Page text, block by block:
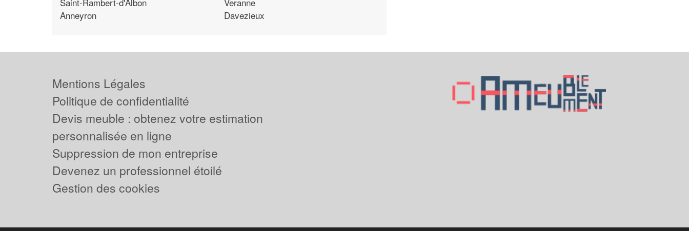
Anneyron
Davezieux
Mentions Légales
Politique de confidentialité
Devis meuble : obtenez votre estimation
personnalisée en ligne
Suppression de mon entreprise
Devenez un professionnel étoilé
Gestion des cookies